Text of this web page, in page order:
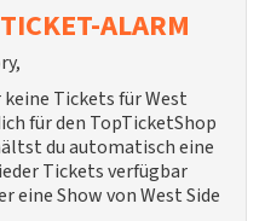
TICKET-ALARM
Tickets für West
für den TopTicketShop
du automatisch eine
Tickets verfügbar
eine Show von West Side